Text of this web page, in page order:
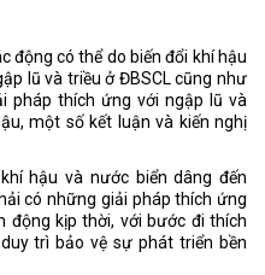
động có thể do biến đổi khí hậu
lũ và triều ở ĐBSCL cũng như
pháp thích ứng với ngập lũ và
một số kết luận và kiến nghị
hậu và nước biển dâng đến
có những giải pháp thích ứng
động kịp thời, với bước đi thích
trì bảo vệ sự phát triển bền